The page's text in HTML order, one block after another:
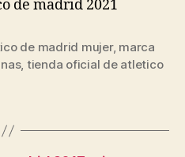
de madrid mujer, marca
, tienda oficial de atletico